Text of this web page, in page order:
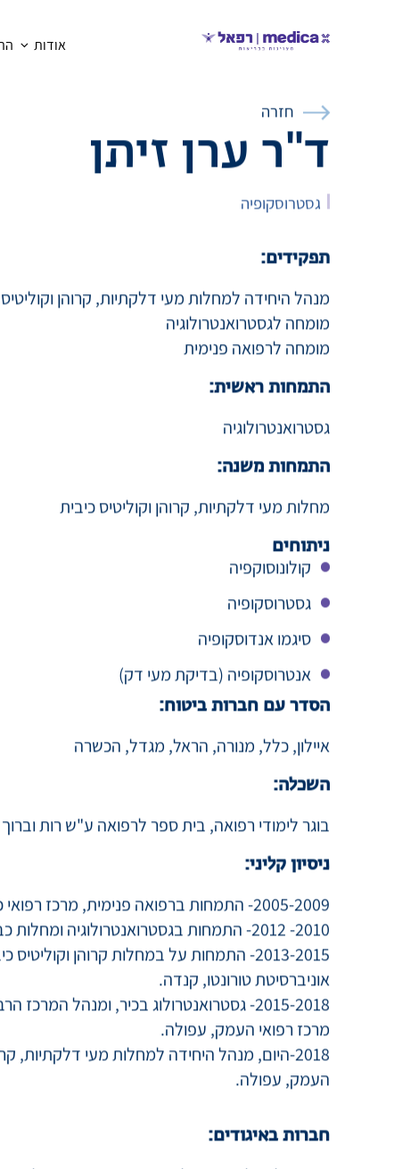
אודות
חזרה
ד"ר ערן זיתן
גסטרוסקופיה
תפקידים:
מנהל היחידה למחלות מעי דלקתיות, קרוהן
מומחה לגסטרואנטרולוגיה
מומחה לרפואה פנימית
התמחות ראשית:
גסטרואנטרולוגיה
התמחות משנה:
מחלות מעי דלקתיות, קרוהן וקוליטיס כיבית
ניתוחים
קולונוסוקפיה
גסטרוסקופיה
סיגמו אנדוסקופיה
אנטרוסקופיה (בדיקת מעי דק)
הסדר עם חברות ביטוח:
איילון, כלל, מנורה, הראל, מגדל, הכשרה
השכלה:
בוגר לימודי רפואה, בית ספר לרפואה ע"ש רות
ניסיון קליני:
2005-2009- התמחות ברפואה פנימית, מרכז רפואי כרמל, חיפה.
2010- 2012- התמחות בגסטרואנטרולוגיה ומחלות כבד, מרכז רפואי כרמל, חיפה.
אוניברסיטת טורונטו, קנדה.
2015-2018- גסטרואנטרולוג בכיר, ומנהל
מרכז רפואי העמק, עפולה.
2018-היום, מנהל היחידה למחלות מעי דלקתיות,
העמק, עפולה.
חברות באיגודים: